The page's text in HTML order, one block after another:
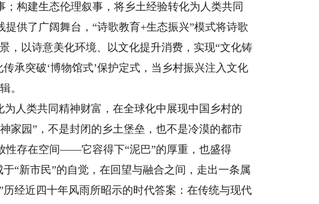
构建生态伦理叙事，将乡土经验转化为人类共同
供了广阔舞台，“诗歌教育+生态振兴”模式将诗歌
，以诗意美化环境、以文化提升消费，实现“文化铸
承突破‘博物馆式’保护定式，当乡村振兴注入文化
。
人类共同精神财富，在全球化中展现中国乡村的
家园”，不是封闭的乡土堡垒，也不是冷漠的都市
性存在空间——它容得下“泥巴”的厚重，也盛得
“新市民”的自觉，在回望与融合之间，走出一条属
经近四十年风雨所昭示的时代答案：在传统与现代